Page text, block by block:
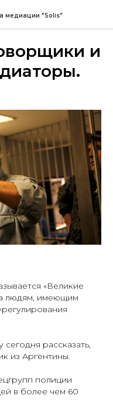
медиации "Solis"
и
«Великие
людям, имеющим
рассказать,
из Аргентины.
полиции
в более чем 60